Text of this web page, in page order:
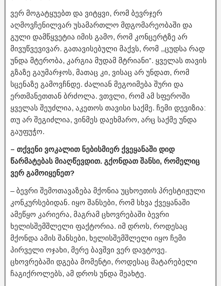
ვერ მოგატყუებთ და ვიტყვი, რომ ბევრჯერ
აღმოვჩენილვარ უსამართლო მდგომარეობაში და
გული დამწყვეტია იმის გამო, რომ კონცერტზე არ
მივუწვევივარ. გათავისებული მაქვს, რომ ,,ცუდსა რად
უნდა მტერობა, კარგია მუდამ მტრიანი”. ყველას თავის
გზაზე გაუმარჯოს, მათაც კი, ვისაც არ უნდათ, რომ
სცენაზე გამოვჩნდე. ძალიან მეგოიმება შური და
ერთმანეთთან ბრძოლა. ვთვლი, რომ ამ სფეროში
ყველას შეუძლია, აკეთოს თავისი საქმე. ჩემი დევიზია:
თუ არ შეგიძლია, ვინმეს დაეხმარო, არც საქმე უნდა
გაუფუჭო.
– თქვენი ვოკალით ნებისმიერ ქვეყანაში დიდ
წარმატებას მიაღწევდით. გქონდათ შანსი, რომელიც
ვერ გამოიყენეთ?
– ბევრი შემოთავაზება მქონია უცხოეთის პრესტიჟული
კონკურსებიდან. იყო შანსები, რომ სხვა ქვეყანაში
ამეწყო კარიერა, მაგრამ ცხოვრებაში ბევრი
ხელისშემშლელი ფაქტორია. იმ დროს, როდესაც
მქონდა ამის შანსები, ხელისშემშლელი იყო ჩემი
პირველი ოჯახი, მერე ბავშვი ვერ დავტოვე.
ცხოვრებაში დგება მომენტი, როდესაც მატარებელი
ჩაგიქროლებს, ამ დროს უნდა შეახტე.